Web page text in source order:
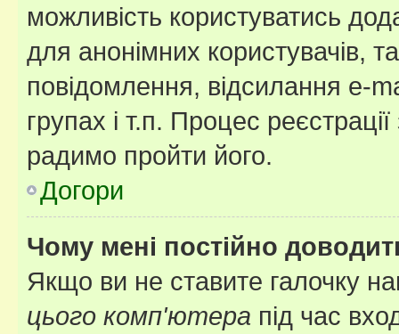
можливість користуватись
для анонімних користувачів,
повідомлення, відсилання e-
групах і т.п. Процес
радимо пройти його.
Догори
Чому мені постійно
Якщо ви не ставите галочку
цього комп'ютера під час